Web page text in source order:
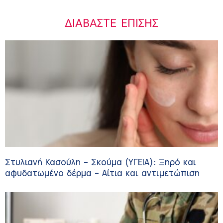
ΔΙΑΒΆΣΤΕ ΕΠΊΣΗΣ
Στυλιανή Κασούλη – Σκούμα (ΥΓΕΙΑ): Ξηρό και
αφυδατωμένο δέρμα – Αίτια και αντιμετώπιση